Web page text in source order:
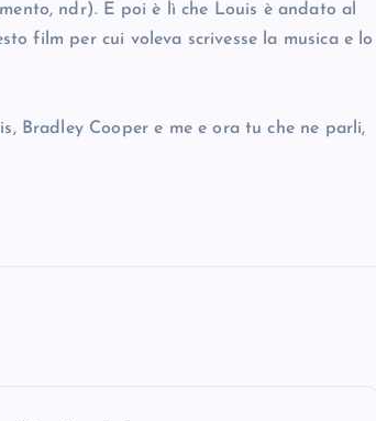
ndr). E poi è lì che Louis è andato al
film per cui voleva scrivesse la musica e lo
Bradley Cooper e me e ora tu che ne parli,